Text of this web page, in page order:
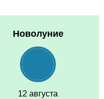
Новолуние
12 августа